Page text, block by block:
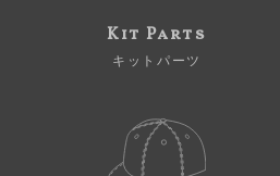
Kit Parts
キットパーツ